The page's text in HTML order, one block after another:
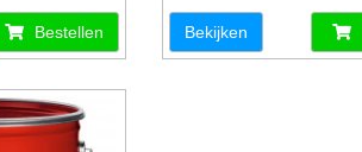
Bestellen Bekijken